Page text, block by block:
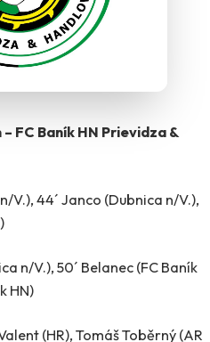
FC Baník HN Prievidza &
V.), 44´ Janco (Dubnica n/V.),
n/V.), 50´ Belanec (FC Baník
HN)
(HR), Tomáš Toběrný (AR